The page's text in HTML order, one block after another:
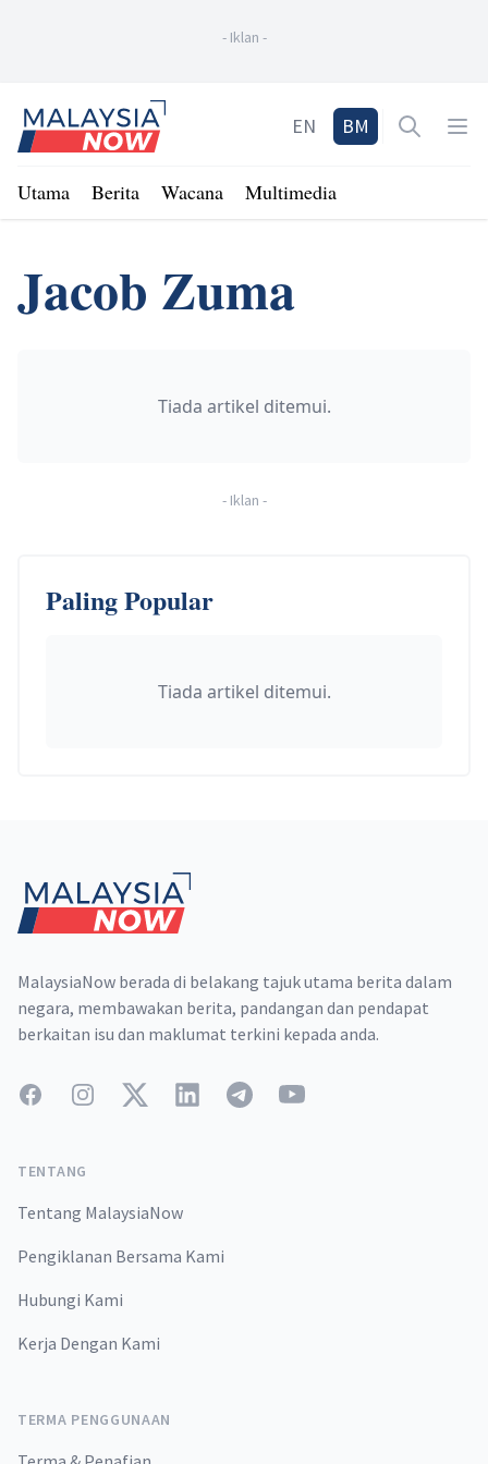
- Iklan -
Home
EN BM Open
Utama Berita Wacana Multimedia
Jacob Zuma
Tiada artikel ditemui.
- Iklan -
Paling Popular
Tiada artikel ditemui.
MalaysiaNow berada di belakang tajuk utama berita dalam
negara, membawakan berita, pandangan dan pendapat
berkaitan isu dan maklumat terkini kepada anda.
FacebookInstagramTwitterLinkedInTelegramYouTube
TENTANG
Tentang MalaysiaNow
Pengiklanan Bersama Kami
Hubungi Kami
Kerja Dengan Kami
TERMA PENGGUNAAN